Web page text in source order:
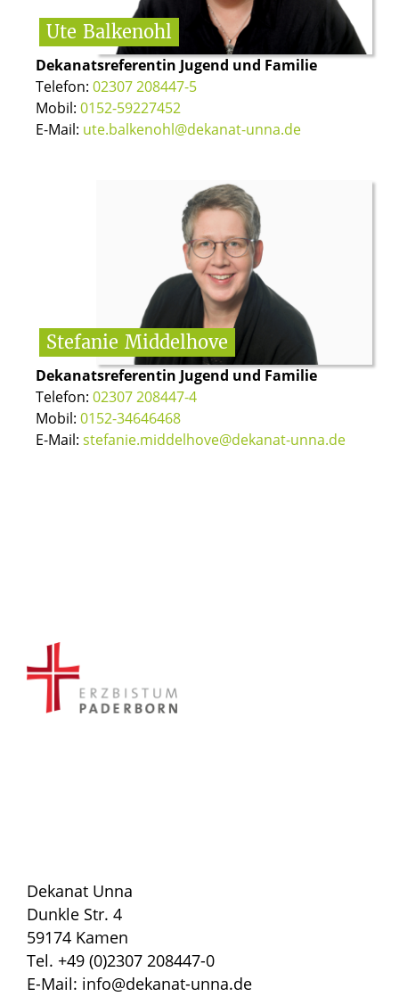
Ute Balkenohl
Dekanatsreferentin Jugend und Familie
Telefon: 02307 208447-5
Mobil: 0152-59227452
E-Mail: ute.balkenohl@dekanat-unna.de
Stefanie Middelhove
Dekanatsreferentin Jugend und Familie
Telefon: 02307 208447-4
Mobil: 0152-34646468
E-Mail: stefanie.middelhove@dekanat-unna.de
Dekanat Unna
Dunkle Str. 4
59174 Kamen
Tel. +49 (0)2307 208447-0
E-Mail: info@dekanat-unna.de